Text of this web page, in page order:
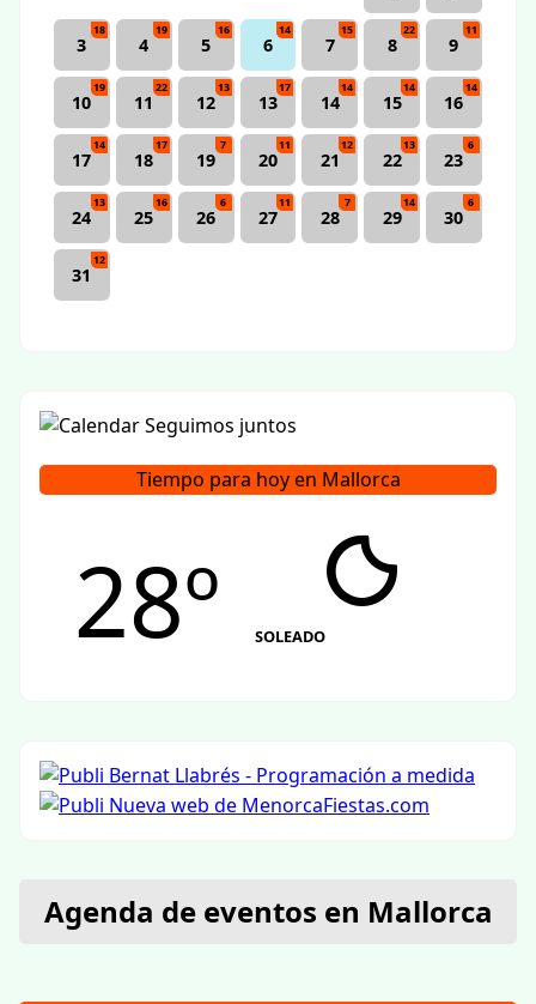
3
18
4
19
5
16
6
14
7
15
8
22
9
11
10
19
11
22
12
13
13
17
14
14
15
14
16
14
17
14
18
17
19
7
20
11
21
12
22
13
23
6
24
13
25
16
26
6
27
11
28
7
29
14
30
6
31
12
Tiempo para hoy en Mallorca
28º SOLEADO
Agenda de eventos en Mallorca